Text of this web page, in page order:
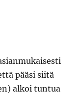
pääsi siitä
alkoi tuntua